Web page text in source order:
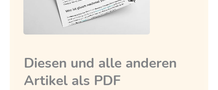
Diesen und alle anderen
Artikel als PDF